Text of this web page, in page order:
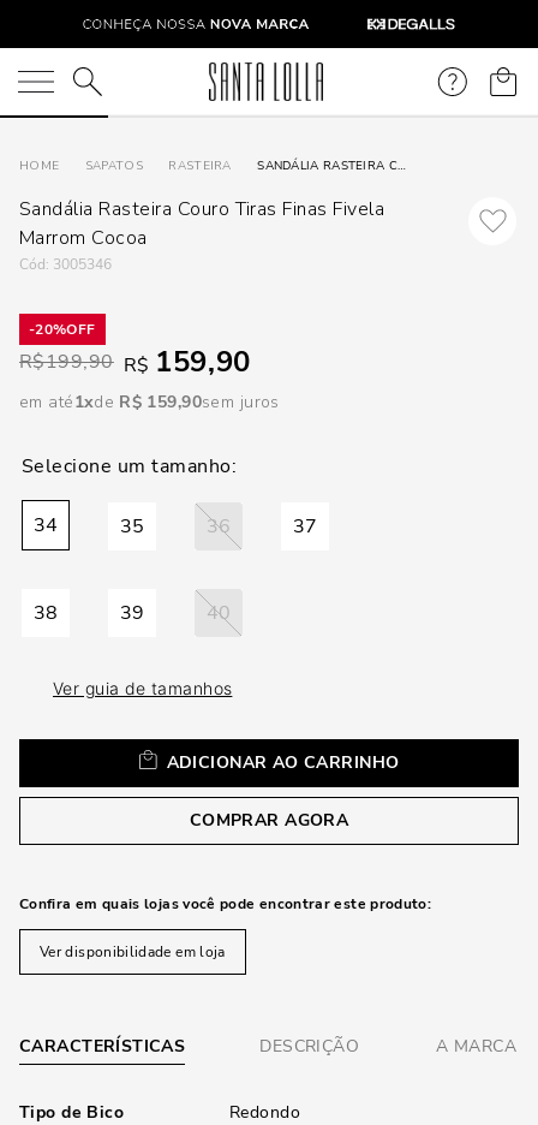
O que você está procurando?
SAPATOS RASTEIRA SANDÁLIA RASTEIRA COURO TIRAS FINAS FIVELA MARROM COCOA
Sandália Rasteira Couro Tiras Finas Fivela
Marrom Cocoa
: 3005346
20%
R$199,90 R$ 159,90
em até1 R$ 159,90sem juros
34 35 36 37
38 39 40
Ver guia de tamanhos
ADICIONAR AO CARRINHO
COMPRAR AGORA
Confira em quais lojas você pode encontrar este produto:
Ver disponibilidade em loja
CARACTERÍSTICAS DESCRIÇÃO A MARCA
Tipo de Bico Redondo